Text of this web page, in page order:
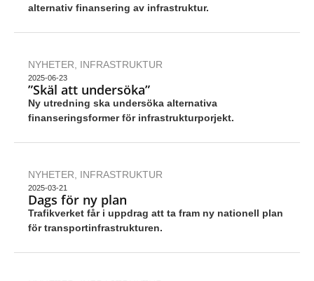
alternativ finansering av infrastruktur.
NYHETER, INFRASTRUKTUR
2025-06-23
”Skäl att undersöka”
Ny utredning ska undersöka alternativa
finanseringsformer för infrastrukturporjekt.
NYHETER, INFRASTRUKTUR
2025-03-21
Dags för ny plan
Trafikverket får i uppdrag att ta fram ny nationell plan
för transportinfrastrukturen.